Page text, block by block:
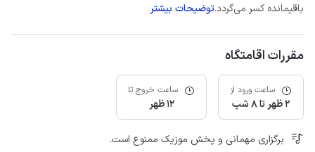
باقیمانده کسر می‌گردد.توضیحات بیشتر
مقررات اقامتگاه
ساعت ورود از
2 ظهر تا 8 شب
ساعت خروج تا
12 ظهر
برگزاری مهمانی و پخش موزیک ممنوع است.